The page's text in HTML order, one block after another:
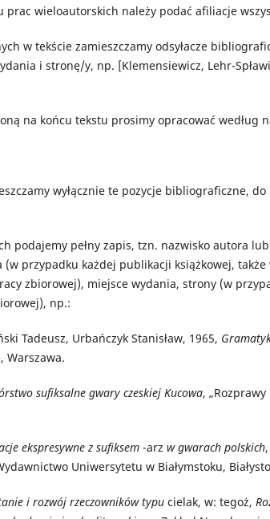
prac wieloautorskich należy podać afiliacje
w tekście zamieszczamy odsyłacze
i stronę/y, np. [Klemensiewicz, Lehr-
na końcu tekstu prosimy opracować według
wyłącznie te pozycje bibliograficzne,
podajemy pełny zapis, tzn. nazwisko autora
przypadku każdej publikacji książkowej, także
zbiorowej), miejsce wydania, strony (w
np.:
Tadeusz, Urbańczyk Stanisław, 1965,
Warszawa.
sufiksalne gwary czeskiej Kucowa,
ekspresywne z sufiksem -arz w gwarach polskich
Uniwersytetu w Białymstoku,
i rozwój rzeczowników typu cielak, w: tegoż,